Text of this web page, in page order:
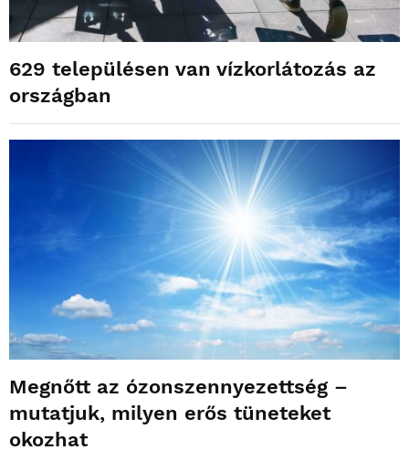
629 településen van vízkorlátozás az
országban
Megnőtt az ózonszennyezettség –
mutatjuk, milyen erős tüneteket
okozhat